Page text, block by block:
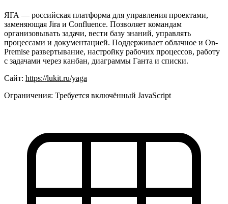
ЯГА — российская платформа для управления проектами,
заменяющая Jira и Confluence. Позволяет командам
организовывать задачи, вести базу знаний, управлять
процессами и документацией. Поддерживает облачное и On-
Premise развертывание, настройку рабочих процессов, работу
с задачами через канбан, диаграммы Ганта и списки.
Сайт: https://lukit.ru/yaga
Ограничения: Требуется включённый JavaScript